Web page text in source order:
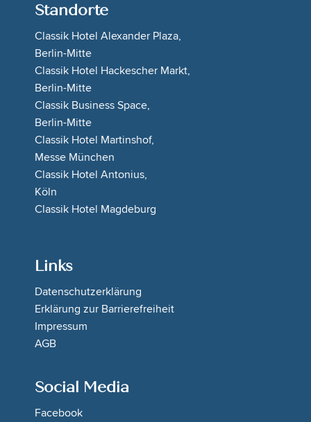
Standorte
Classik Hotel Alexander Plaza,
Berlin-Mitte
Classik Hotel Hackescher Markt,
Berlin-Mitte
Classik Business Space,
Berlin-Mitte
Classik Hotel Martinshof,
Messe München
Classik Hotel Antonius,
Köln
Classik Hotel Magdeburg
Links
Datenschutzerklärung
Erklärung zur Barrierefreiheit
Impressum
AGB
Social Media
Facebook